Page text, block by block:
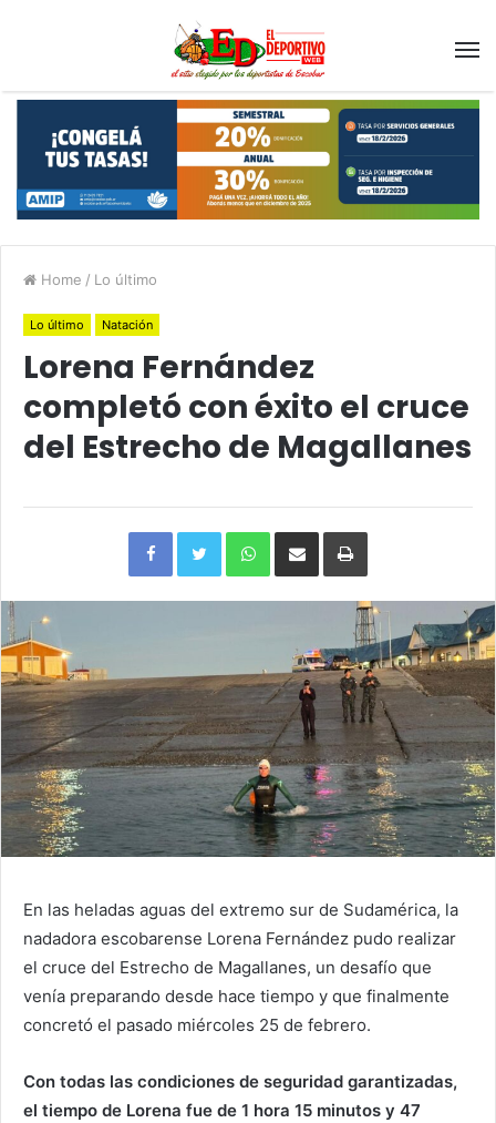
Home / Lo último
Lo último Natación
Lorena Fernández
completó con éxito el cruce
del Estrecho de Magallanes
FacebookTwitterWhatsAppCompartirImprimir
En las heladas aguas del extremo sur de Sudamérica, la
nadadora escobarense Lorena Fernández pudo realizar
el cruce del Estrecho de Magallanes, un desafío que
venía preparando desde hace tiempo y que finalmente
concretó el pasado miércoles 25 de febrero.
Con todas las condiciones de seguridad garantizadas,
el tiempo de Lorena fue de 1 hora 15 minutos y 47